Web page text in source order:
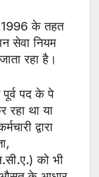
1996 के तहत
सेवा नियम
रहा है।
पूर्व पद के पे
रहा था या
द्वारा
को भी